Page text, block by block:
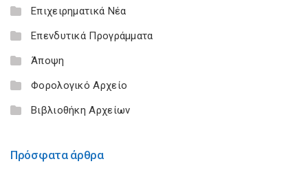
Επιχειρηματικά Νέα
Επενδυτικά Προγράμματα
Άποψη
Φορολογικό Αρχείο
Βιβλιοθήκη Αρχείων
Πρόσφατα άρθρα